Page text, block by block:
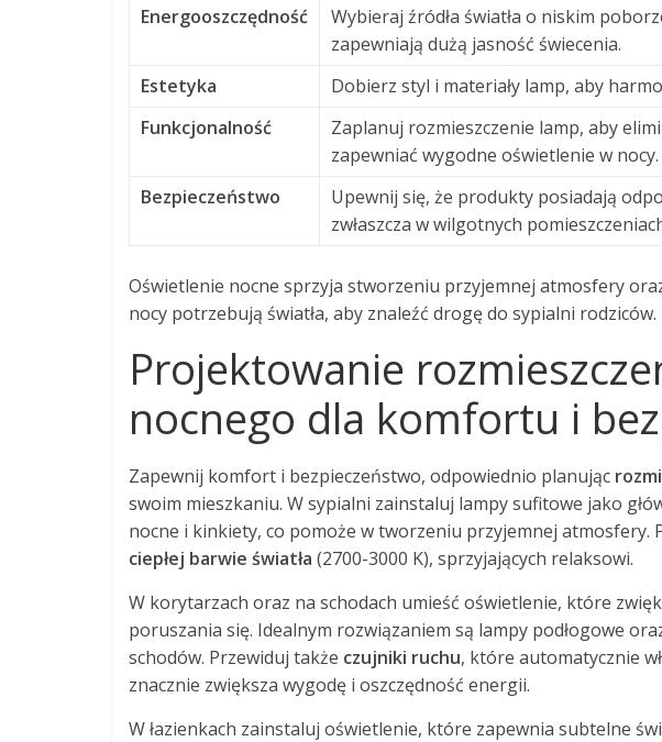
Energooszczędność
Wybieraj źródła światła o niskim
zapewniają dużą jasność świecenia.
Estetyka
Dobierz styl i materiały lamp, aby
Funkcjonalność
Zaplanuj rozmieszczenie lamp, aby
zapewniać wygodne oświetlenie w nocy.
Bezpieczeństwo
Upewnij się, że produkty posiadają
zwłaszcza w wilgotnych
Oświetlenie nocne sprzyja stworzeniu przyjemnej atmosfery
nocy potrzebują światła, aby znaleźć drogę do sypialni rodziców.
Projektowanie
nocnego dla komfortu i
Zapewnij komfort i bezpieczeństwo, odpowiednio planując
swoim mieszkaniu. W sypialni zainstaluj lampy sufitowe jako
nocne i kinkiety, co pomoże w tworzeniu przyjemnej atmosfery.
ciepłej barwie światła (2700-3000 K), sprzyjających relaksowi.
W korytarzach oraz na schodach umieść oświetlenie, które
poruszania się. Idealnym rozwiązaniem są lampy podłogowe
schodów. Przewiduj także czujniki ruchu, które automatycznie
znacznie zwiększa wygodę i oszczędność energii.
W łazienkach zainstaluj oświetlenie, które zapewnia subtelne